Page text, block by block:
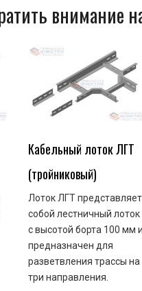
внимание
Кабельный лоток ЛГТ
(тройниковый)
Лоток ЛГТ представляет
собой лестничный лоток
с высотой борта 100 мм и
предназначен для
разветвления трассы на
три направления.